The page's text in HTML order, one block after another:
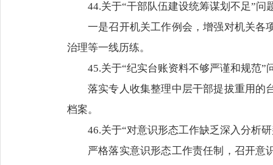
44.关于“干部队伍建设统筹谋划不足”问
一是召开机关工作例会，增强对机关各
治理等一线历练。
45.关于“纪实台账资料不够严谨和规范”
落实专人收集整理中层干部提拔重用的
档案。
46.关于“对意识形态工作缺乏深入分析
严格落实意识形态工作责任制，召开意